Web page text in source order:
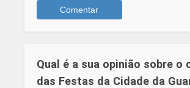
Qual é a sua opinião sobre o
das Festas da Cidade da